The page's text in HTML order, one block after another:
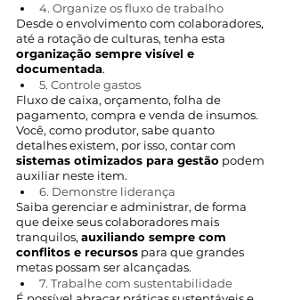
4. Organize os fluxo de trabalho
Desde o envolvimento com colaboradores,
até a rotação de culturas, tenha esta
organização sempre visível e
documentada.
5. Controle gastos
Fluxo de caixa, orçamento, folha de
pagamento, compra e venda de insumos.
Você, como produtor, sabe quanto
detalhes existem, por isso, contar com
sistemas otimizados para gestão podem
auxiliar neste item.
6. Demonstre liderança
Saiba gerenciar e administrar, de forma
que deixe seus colaboradores mais
tranquilos, auxiliando sempre com
conflitos e recursos para que grandes
metas possam ser alcançadas.
7. Trabalhe com sustentabilidade